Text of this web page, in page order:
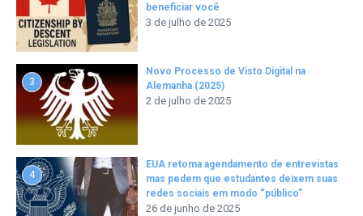
beneficiar você
3 de julho de 2025
3
Novo Processo de Visto Digital na
Alemanha (2025)
2 de julho de 2025
4
EUA retoma agendamento de entrevistas
mas pedem que estudantes deixem suas
redes sociais em modo “público”
26 de junho de 2025